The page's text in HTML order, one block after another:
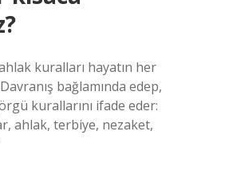
kuralları hayatın her
bağlamında edep,
kurallarını ifade eder:
ahlak, terbiye, nezaket,